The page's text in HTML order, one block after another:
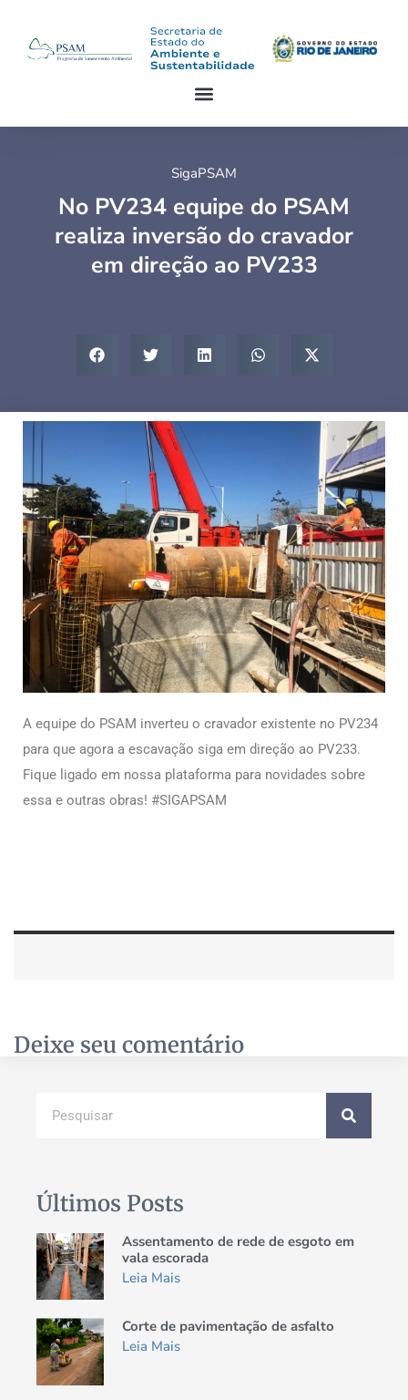
SigaPSAM
No PV234 equipe do PSAM
realiza inversão do cravador
em direção ao PV233
A equipe do PSAM inverteu o cravador existente no PV234
para que agora a escavação siga em direção ao PV233.
Fique ligado em nossa plataforma para novidades sobre
essa e outras obras! #SIGAPSAM
Deixe seu comentário
Últimos Posts
Assentamento de rede de esgoto em
vala escorada
Leia Mais
Corte de pavimentação de asfalto
Leia Mais